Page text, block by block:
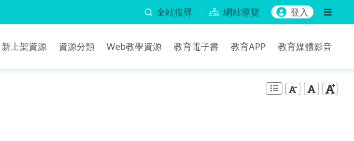
全站搜尋 網站導覽 登入
新上架資源 資源分類 Web教學資源 教育電子書 教育APP 教育媒體影音